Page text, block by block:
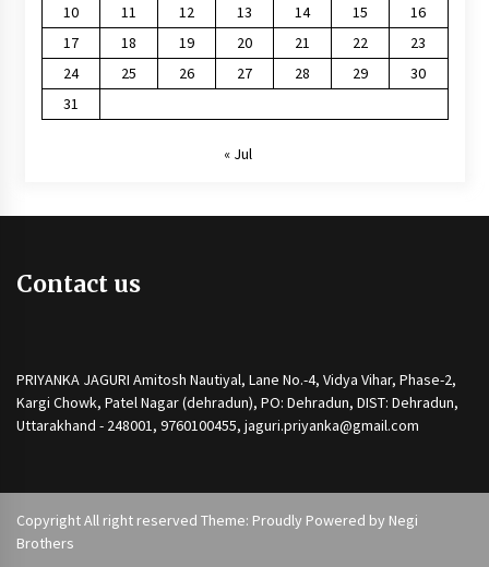
10
11 12 13 14 15
16
17
18 19 20 21 22
23
24
25 26 27 28 29
30
31
« Jul
Contact us
PRIYANKA JAGURI Amitosh Nautiyal, Lane No.-4, Vidya Vihar, Phase-2,
Kargi Chowk, Patel Nagar (dehradun), PO: Dehradun, DIST: Dehradun,
Uttarakhand - 248001, 9760100455, jaguri.priyanka@gmail.com
Copyright All right reserved Theme: Proudly Powered by Negi
Brothers